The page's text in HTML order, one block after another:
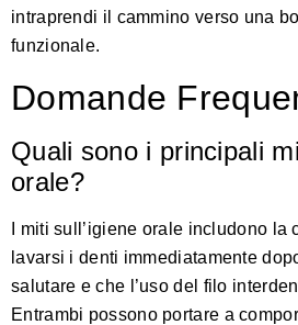
intraprendi il cammino verso una
funzionale.
Domande
Quali sono i principali
orale?
I miti sull’igiene orale includono la
lavarsi i denti immediatamente
salutare e che l’uso del filo
Entrambi possono portare a